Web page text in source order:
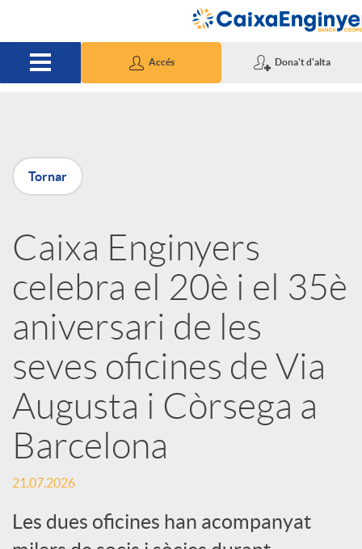
Accés Dona't d'alta
P
u
b
l
i
c
a
d
Tornar
Caixa Enginyers
celebra el 20è i el 35è
aniversari de les
seves oficines de Via
Augusta i Còrsega a
Barcelona
21.07.2026
Les dues oficines han acompanyat